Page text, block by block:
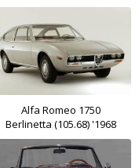
Alfa Romeo 1750
Berlinetta (105.68) '1968